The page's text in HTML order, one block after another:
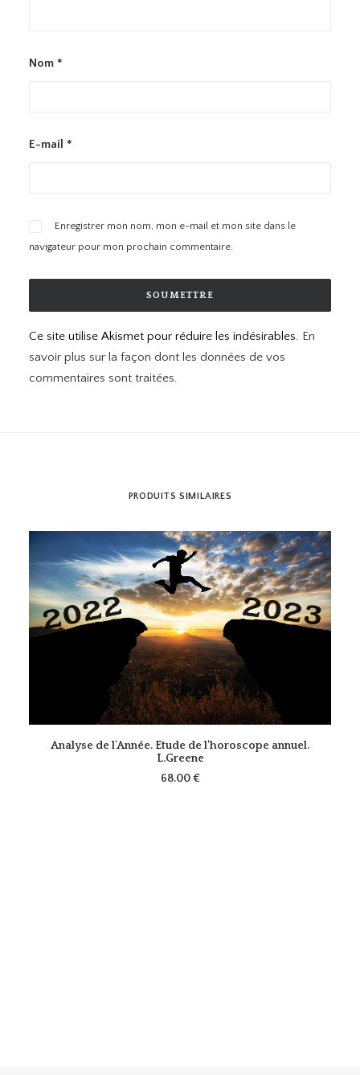
Nom *
E-mail *
Enregistrer mon nom, mon e-mail et mon site dans le
navigateur pour mon prochain commentaire.
Ce site utilise Akismet pour réduire les indésirables. En
savoir plus sur la façon dont les données de vos
commentaires sont traitées.
PRODUITS SIMILAIRES
VOIR LE PRODUIT
Analyse de l'Année. Etude de l'horoscope annuel.
L.Greene
68.00€